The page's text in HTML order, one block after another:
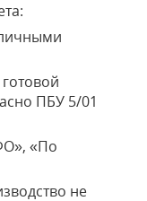
ПБУ 5/01
«По
не